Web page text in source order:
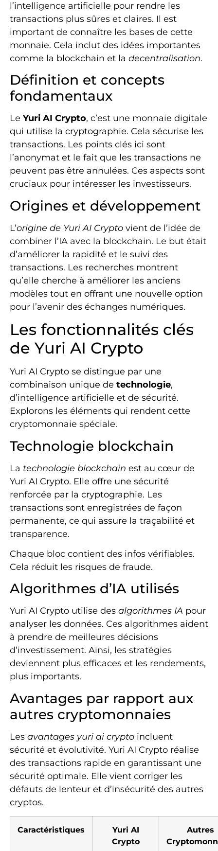
l’intelligence artificielle pour rendre les
transactions plus sûres et claires. Il est
important de connaître les bases de cette
monnaie. Cela inclut des idées importantes
comme la blockchain et la decentralisation.
Définition et concepts
fondamentaux
Le Yuri AI Crypto, c’est une monnaie digitale
qui utilise la cryptographie. Cela sécurise les
transactions. Les points clés ici sont
l’anonymat et le fait que les transactions ne
peuvent pas être annulées. Ces aspects sont
cruciaux pour intéresser les investisseurs.
Origines et développement
L’origine de Yuri AI Crypto vient de l’idée de
combiner l’IA avec la blockchain. Le but était
d’améliorer la rapidité et le suivi des
transactions. Les recherches montrent
qu’elle cherche à améliorer les anciens
modèles tout en offrant une nouvelle option
pour l’avenir des échanges numériques.
Les fonctionnalités clés
de Yuri AI Crypto
Yuri AI Crypto se distingue par une
combinaison unique de technologie,
d’intelligence artificielle et de sécurité.
Explorons les éléments qui rendent cette
cryptomonnaie spéciale.
Technologie blockchain
La technologie blockchain est au cœur de
Yuri AI Crypto. Elle offre une sécurité
renforcée par la cryptographie. Les
transactions sont enregistrées de façon
permanente, ce qui assure la traçabilité et
transparence.
Chaque bloc contient des infos vérifiables.
Cela réduit les risques de fraude.
Algorithmes d’IA utilisés
Yuri AI Crypto utilise des algorithmes IA pour
analyser les données. Ces algorithmes aident
à prendre de meilleures décisions
d’investissement. Ainsi, les stratégies
deviennent plus efficaces et les rendements,
plus importants.
Avantages par rapport aux
autres cryptomonnaies
Les avantages yuri ai crypto incluent
sécurité et évolutivité. Yuri AI Crypto réalise
des transactions rapide en garantissant une
sécurité optimale. Elle vient corriger les
défauts de lenteur et d’insécurité des autres
cryptos.
Caractéristiques
Yuri AI
Crypto
Autres